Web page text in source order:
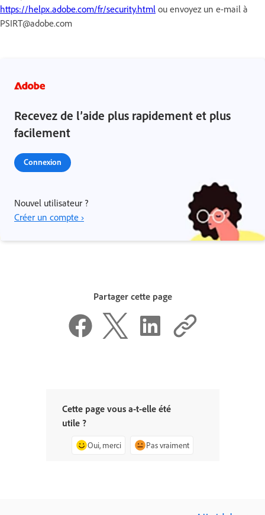
https://helpx.adobe.com/fr/security.html ou envoyez un e-mail à
PSIRT@adobe.com
Recevez de l’aide plus rapidement et plus
facilement
Connexion
Nouvel utilisateur ?
Créer un compte ›
Partager cette page
Cette page vous a-t-elle été
utile ?
Oui, merci Pas vraiment